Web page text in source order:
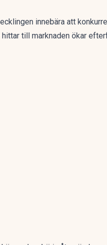
innebära att
till marknaden ökar